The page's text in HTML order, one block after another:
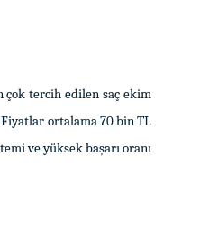
çok tercih edilen saç ekim
ortalama 70 bin TL
ve yüksek başarı oranı